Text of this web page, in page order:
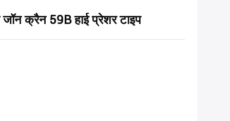
क्रैन 59B हाई प्रेशर टाइप